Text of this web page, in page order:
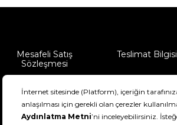
Mesafeli Satış
Sözleşmesi
Teslimat Bilgisi